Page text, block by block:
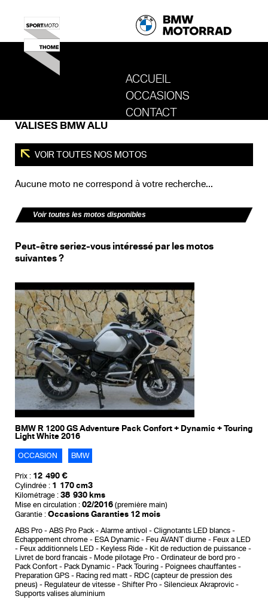
ACCUEIL
REVENIR AU SITE DE SPORT MOTO
OCCASIONS
CONTACT
VALISES BMW ALU
VOIR TOUTES NOS MOTOS
Aucune moto ne correspond à votre recherche...
Voir toutes les motos disponibles
Peut-être seriez-vous intéressé par les motos
suivantes ?
BMW R 1200 GS Adventure Pack Confort + Dynamic + Touring
Light White 2016
OCCASION BMW
Prix : 12 490 €
Cylindrée : 1 170 cm3
Kilométrage : 38 930 kms
Mise en circulation : 02/2016 (première main)
Garantie : Occasions Garanties 12 mois
ABS Pro ABS Pro Pack Alarme antivol
Clignotants LED blancs
Echappement chrome
ESA Dynamic Feu AVANT diurne
Feux a LED
Feux additionnels LED
Keyless Ride
Kit de reduction de puissance
Livret de bord francais
Mode pilotage Pro
Ordinateur de bord pro
Pack Confort
Pack Dynamic Pack Touring
Poignees chauffantes
Preparation GPS
Racing red matt
RDC (capteur de pression des
pneus)
Regulateur de vitesse Shifter Pro
Silencieux Akraprovic
Supports valises aluminium